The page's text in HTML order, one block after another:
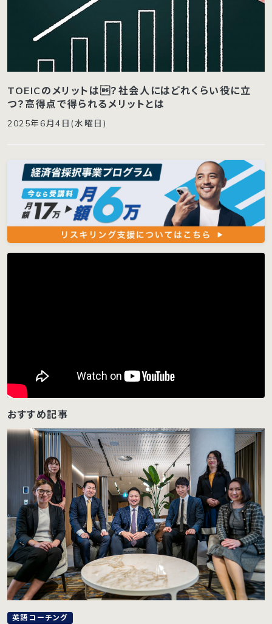
TOEICのメリットは？社会人にはどれくらい役に立
つ？高得点で得られるメリットとは
2025年6月4日(水曜日)
おすすめ記事
英語コーチング